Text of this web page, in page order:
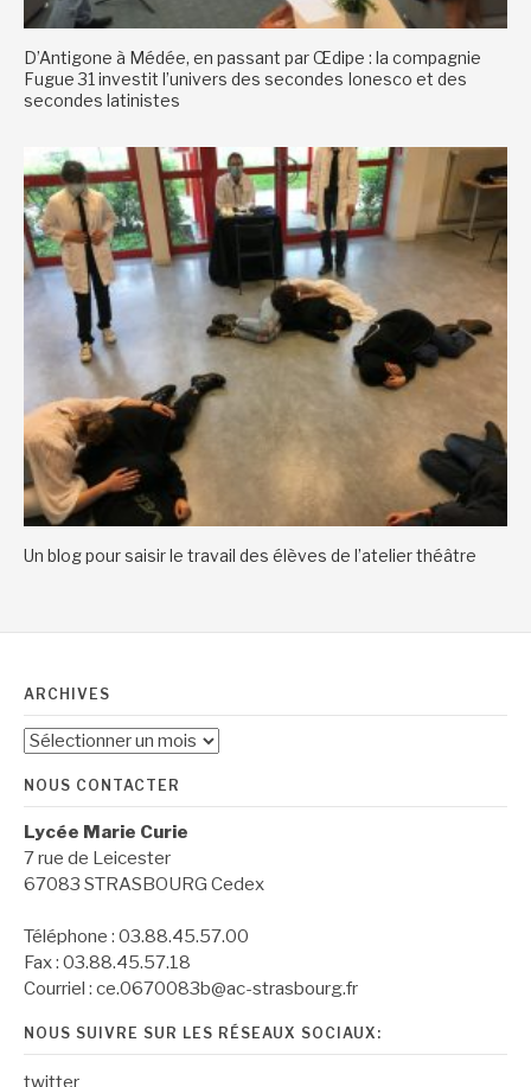
D’Antigone à Médée, en passant par Œdipe : la compagnie
Fugue 31 investit l’univers des secondes Ionesco et des
secondes latinistes
Un blog pour saisir le travail des élèves de l’atelier théâtre
ARCHIVES
Archives
NOUS CONTACTER
Lycée Marie Curie
7 rue de Leicester
67083 STRASBOURG Cedex
Téléphone : 03.88.45.57.00
Fax : 03.88.45.57.18
Courriel : ce.0670083b@ac-strasbourg.fr
NOUS SUIVRE SUR LES RÉSEAUX SOCIAUX:
twitter